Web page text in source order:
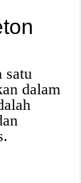
satu
dalam